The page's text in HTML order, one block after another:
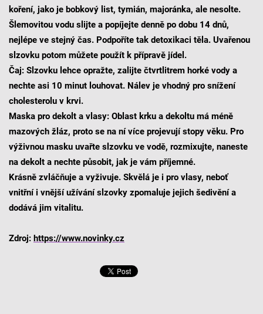
koření, jako je bobkový list, tymián, majoránka, ale nesolte.
Šlemovitou vodu slijte a popíjejte denně po dobu 14 dnů,
nejlépe ve stejný čas. Podpoříte tak detoxikaci těla. Uvařenou
slzovku potom můžete použít k přípravě jídel.
Čaj:Slzovku lehce opražte, zalijte čtvrtlitrem horké vody a
nechte asi 10 minut louhovat. Nálev je vhodný pro snížení
cholesterolu v krvi.
Maska pro dekolt a vlasy:Oblast krku a dekoltu má méně
mazových žláz, proto se na ní více projevují stopy věku. Pro
výživnou masku uvařte slzovku ve vodě, rozmixujte, naneste
na dekolt a nechte působit, jak je vám příjemné.
Krásně zvláčňuje a vyživuje. Skvělá je i pro vlasy, neboť
vnitřní i vnější užívání slzovky zpomaluje jejich šedivění a
dodává jim vitalitu.
Zdroj: https://www.novinky.cz